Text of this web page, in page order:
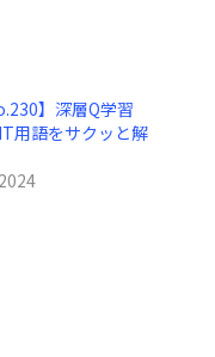
】深層Q学習
用語をサクッと解